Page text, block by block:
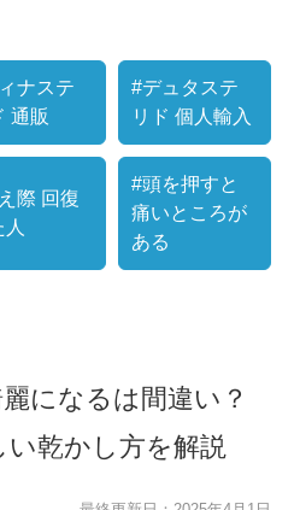
ナステ
通販
#デュタステ
リド 個人輸入
際 回復
人
#頭を押すと
痛いところが
ある
になるは間違い？
乾かし方を解説